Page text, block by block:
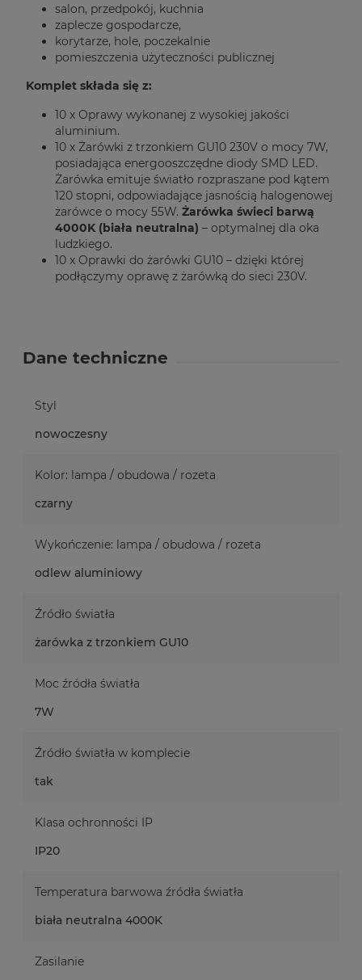
salon, przedpokój, kuchnia
zaplecze gospodarcze,
korytarze, hole, poczekalnie
pomieszczenia użyteczności publicznej
Komplet składa się z:
10 x Oprawy wykonanej z wysokiej jakości
aluminium.
10 x Żarówki z trzonkiem GU10 230V o mocy 7W,
posiadająca energooszczędne diody SMD LED.
Żarówka emituje światło rozpraszane pod kątem
120 stopni, odpowiadające jasnością halogenowej
żarówce o mocy 55W. Żarówka świeci barwą
4000K (biała neutralna) – optymalnej dla oka
ludzkiego.
10 x Oprawki do żarówki GU10 – dzięki której
podłączymy oprawę z żarówką do sieci 230V.
Dane techniczne
Styl
nowoczesny
Kolor: lampa / obudowa / rozeta
czarny
Wykończenie: lampa / obudowa / rozeta
odlew aluminiowy
Źródło światła
żarówka z trzonkiem GU10
Moc źródła światła
7W
Źródło światła w komplecie
tak
Klasa ochronności IP
IP20
Temperatura barwowa źródła światła
biała neutralna 4000K
Zasilanie